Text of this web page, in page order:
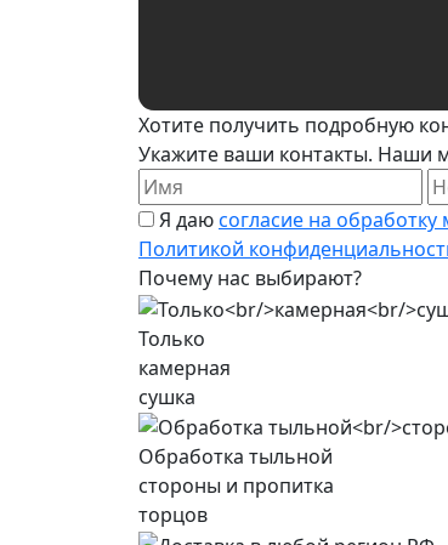
Хотите получить подробную
Укажите ваши контакты. Наши
Я даюсогласие на
Политикой
Почему нас выбирают?
Только
камерная
сушка
Обработка тыльной
стороны и пропитка
торцов